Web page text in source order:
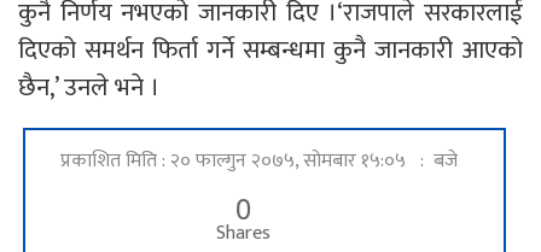
कुनै निर्णय नभएको जानकारी दिए ।‘राजपाले सरकारलाई
दिएको समर्थन फिर्ता गर्ने सम्बन्धमा कुनै जानकारी आएको
छैन,’ उनले भने ।
प्रकाशित मिति : २० फाल्गुन २०७५, सोमबार १५:०५ : बजे
0
Shares